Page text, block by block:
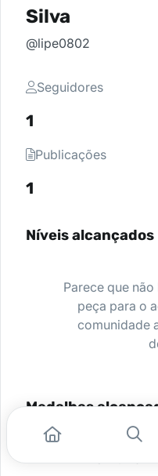
Silva
@lipe0802
Seguidores
1
Publicações
1
Níveis alcançados
Parece que
peça para o
comunidade
Medalhas
Nenhuma